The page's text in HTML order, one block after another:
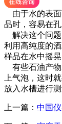
由于水的表面
品时，容易在
解决这个问题
利用高纯度的
样品在水中摇
有些石油产物
上气泡，这时
放入水槽进行测
上一篇： 中国